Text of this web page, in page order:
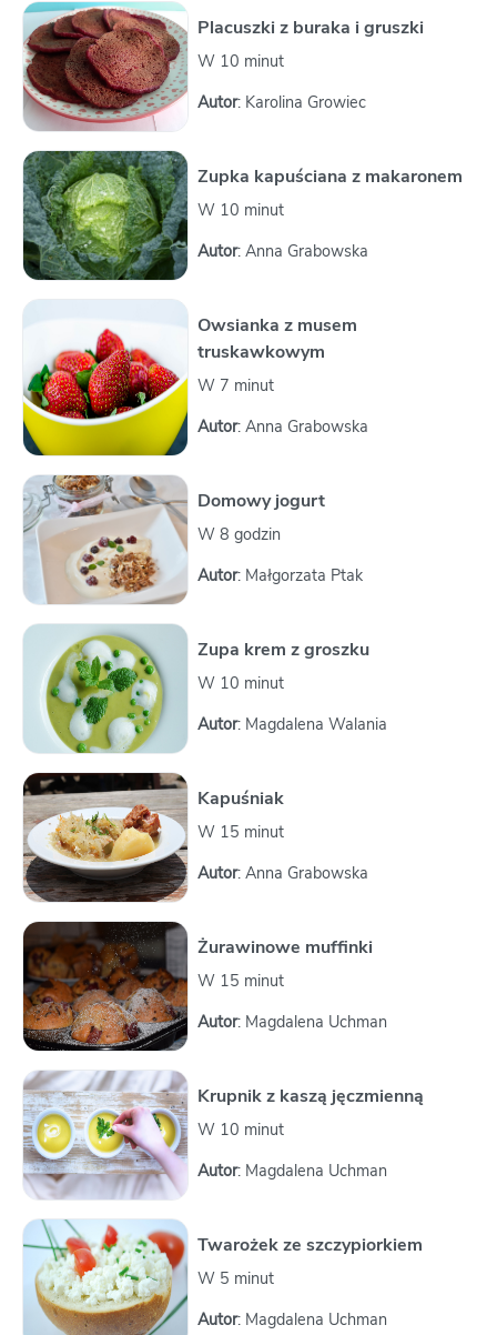
Placuszki z buraka i gruszki
W 10 minut
Autor: Karolina Growiec
Zupka kapuściana z makaronem
W 10 minut
Autor: Anna Grabowska
Owsianka z musem
truskawkowym
W 7 minut
Autor: Anna Grabowska
Domowy jogurt
W 8 godzin
Autor: Małgorzata Ptak
Zupa krem z groszku
W 10 minut
Autor: Magdalena Walania
Kapuśniak
W 15 minut
Autor: Anna Grabowska
Żurawinowe muffinki
W 15 minut
Autor: Magdalena Uchman
Krupnik z kaszą jęczmienną
W 10 minut
Autor: Magdalena Uchman
Twarożek ze szczypiorkiem
W 5 minut
Autor: Magdalena Uchman